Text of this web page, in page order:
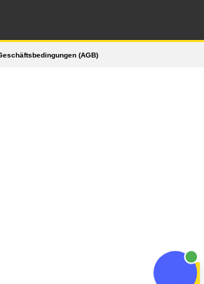
(AGB)